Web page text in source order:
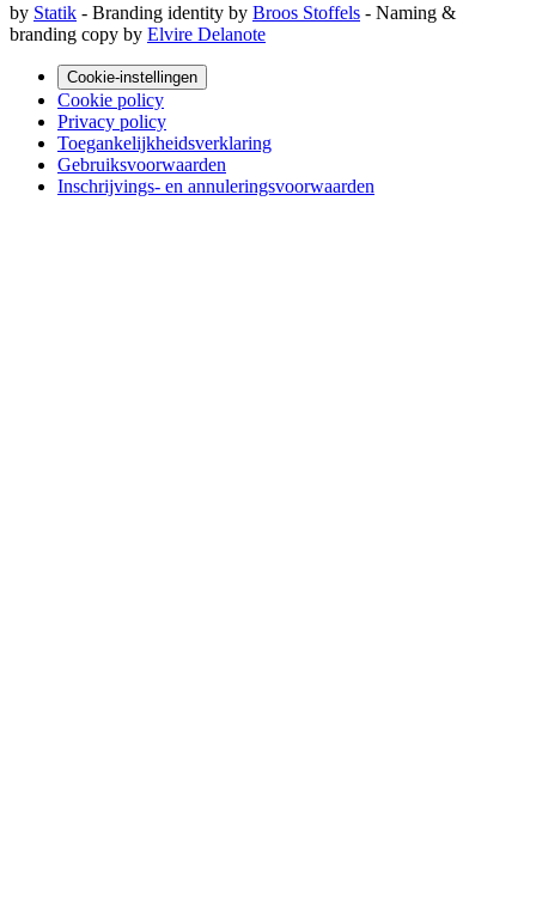
by Statik - Branding identity by Broos Stoffels - Naming &
branding copy by Elvire Delanote
Cookie-instellingen
Cookie policy
Privacy policy
Toegankelijkheidsverklaring
Gebruiksvoorwaarden
Inschrijvings- en annuleringsvoorwaarden